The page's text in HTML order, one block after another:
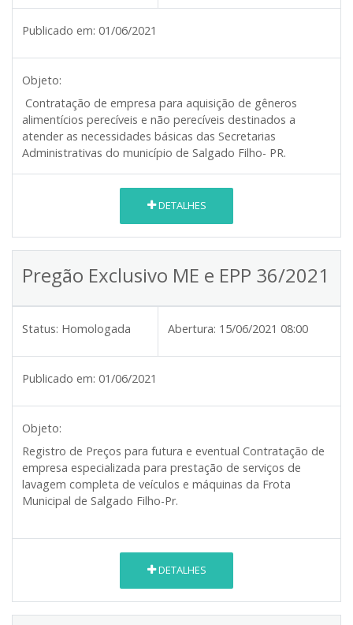
Publicado em: 01/06/2021
Objeto:
Contratação de empresa para aquisição de gêneros
alimentícios perecíveis e não perecíveis destinados a
atender as necessidades básicas das Secretarias
Administrativas do município de Salgado Filho- PR.
DETALHES
Pregão Exclusivo ME e EPP 36/2021
Status: Homologada Abertura: 15/06/2021 08:00
Publicado em: 01/06/2021
Objeto:
Registro de Preços para futura e eventual Contratação de
empresa especializada para prestação de serviços de
lavagem completa de veículos e máquinas da Frota
Municipal de Salgado Filho-Pr.
DETALHES